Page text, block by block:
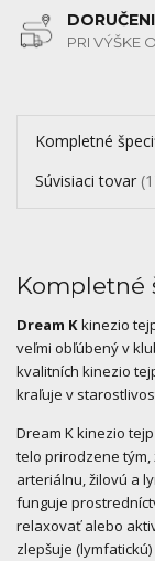
PRI VÝŠKE
Kompletné
Súvisiaci tovar 1
Kompletné
Dream Kkinezio
veľmi obľúbený v
kvalitních kinezio
kraľuje v
Dream K kinezio
telo prirodzene tým,
arteriálnu, žilovú a
funguje
relaxovať alebo
zlepšuje